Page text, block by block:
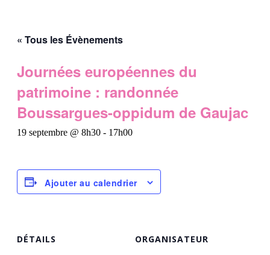
« Tous les Évènements
Journées européennes du
patrimoine : randonnée
Boussargues-oppidum de Gaujac
19 septembre @ 8h30 - 17h00
Ajouter au calendrier
DÉTAILS
ORGANISATEUR